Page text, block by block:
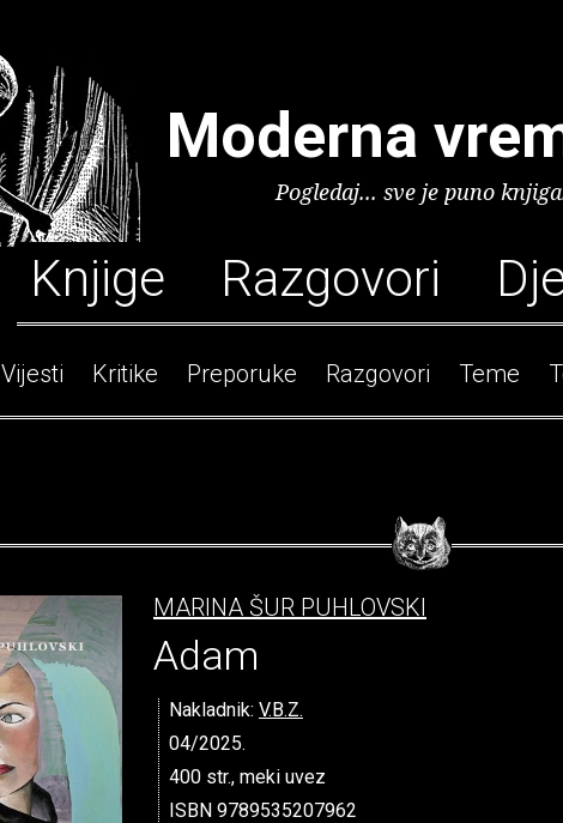
Moderna
Pogledaj... sve je puno
Knjige Razgovori
Vijesti Kritike Preporuke Razgovori Teme
MARINA ŠUR PUHLOVSKI
Adam
Nakladnik: V.B.Z.
04/2025.
400 str., meki uvez
ISBN 9789535207962